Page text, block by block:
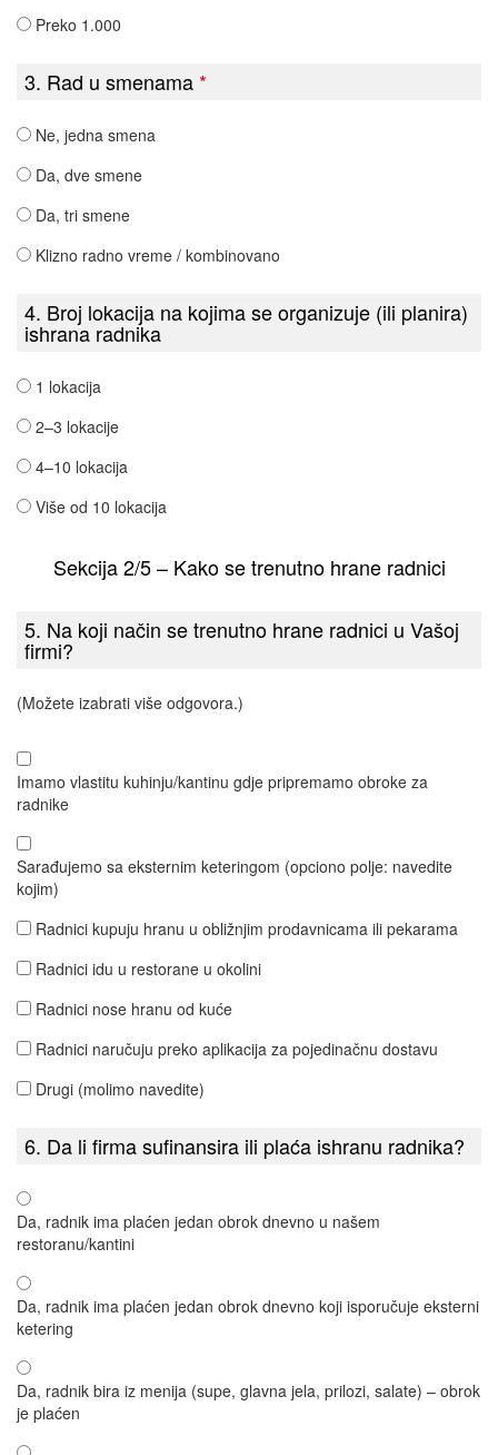
Preko 1.000
3. Rad u smenama *
Ne, jedna smena
Da, dve smene
Da, tri smene
Klizno radno vreme / kombinovano
4. Broj lokacija na kojima se organizuje (ili planira)
ishrana radnika
1 lokacija
2–3 lokacije
4–10 lokacija
Više od 10 lokacija
Sekcija 2/5 – Kako se trenutno hrane radnici
5. Na koji način se trenutno hrane radnici u Vašoj
firmi?
(Možete izabrati više odgovora.)
Imamo vlastitu kuhinju/kantinu gdje pripremamo obroke za
radnike
Sarađujemo sa eksternim keteringom (opciono polje: navedite
kojim)
Radnici kupuju hranu u obližnjim prodavnicama ili pekarama
Radnici idu u restorane u okolini
Radnici nose hranu od kuće
Radnici naručuju preko aplikacija za pojedinačnu dostavu
Drugi (molimo navedite)
6. Da li firma sufinansira ili plaća ishranu radnika?
Da, radnik ima plaćen jedan obrok dnevno u našem
restoranu/kantini
Da, radnik ima plaćen jedan obrok dnevno koji isporučuje eksterni
ketering
Da, radnik bira iz menija (supe, glavna jela, prilozi, salate) – obrok
je plaćen